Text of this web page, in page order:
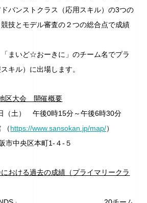
バンストクラス（応用スキル）の3つの
技とモデル審査の２つの総合点で成績
まいど☆おーきに」のチーム名でプラ
キル）に出場します。
区大会 開催概要
（土） 午後0時15分～午後6時30分
（https://www.sansokan.jp/map/）
市中央区本町1-４-５
おける過去の成績（プライマリークラ